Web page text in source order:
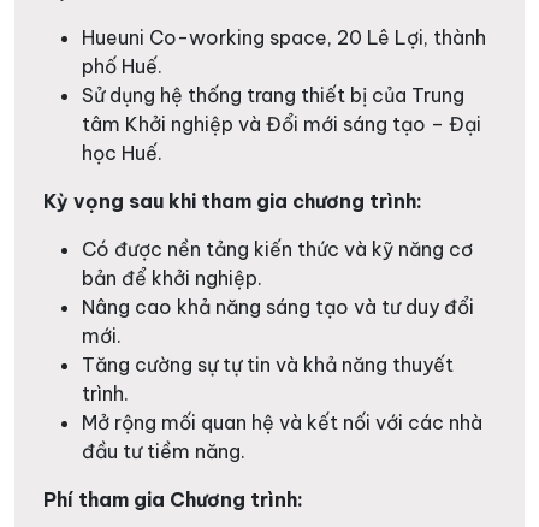
Hueuni Co-working space, 20 Lê Lợi, thành
phố Huế.
Sử dụng hệ thống trang thiết bị của Trung
tâm Khởi nghiệp và Đổi mới sáng tạo – Đại
học Huế.
Kỳ vọng sau khi tham gia chương trình:
Có được nền tảng kiến thức và kỹ năng cơ
bản để khởi nghiệp.
Nâng cao khả năng sáng tạo và tư duy đổi
mới.
Tăng cường sự tự tin và khả năng thuyết
trình.
Mở rộng mối quan hệ và kết nối với các nhà
đầu tư tiềm năng.
Phí tham gia Chương trình: